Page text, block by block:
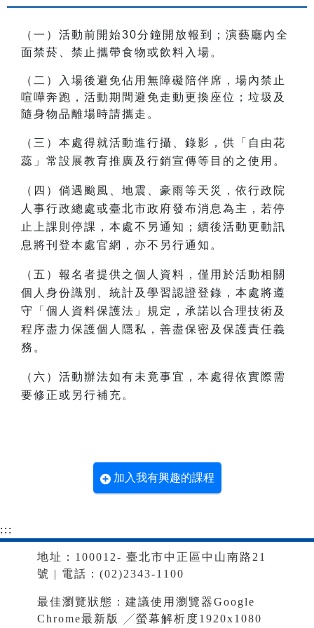
（一）活動前開始30分鐘開放報到；演藝廳內全
面禁菸、禁止攜帶食物或飲料入場。
（二）入場後避免佔用無障礙陪伴席，場內禁止
喧嘩奔跑， 活動期間避免走動更換座位；垃圾及
隨身物品離場時請攜走。
（三）本處得就活動進行攝、錄影，供「自由花
蕊」常設展教育推廣及行銷宣傳等目的之使用。
（四）倘遇颱風、地震、豪雨等天災，依行政院
人事行政總處或臺北市政府發布消息為主，若停
止上課則停課，本處不另通知；續後活動更動訊
息將刊登本處官網，亦不另行通知。
（五）報名者提供之個人資料，僅用於活動相關
個人身份識別、統計及學習認證登錄，本處將遵
守「個人資料保護法」規定，承諾以合理技術及
程序盡力保護個人隱私，善盡保密及保護責任義
務。
（六）活動辦法如有未竟事宜，本處得依實際需
要修正或另行補充。
加入我有興趣的課程
:::
地址：100012- 臺北市中正區中山南路21
號 | 電話：(02)2343-1100
最佳瀏覽狀態：建議使用瀏覽器Google
Chrome最新版 ╱螢幕解析度1920x1080